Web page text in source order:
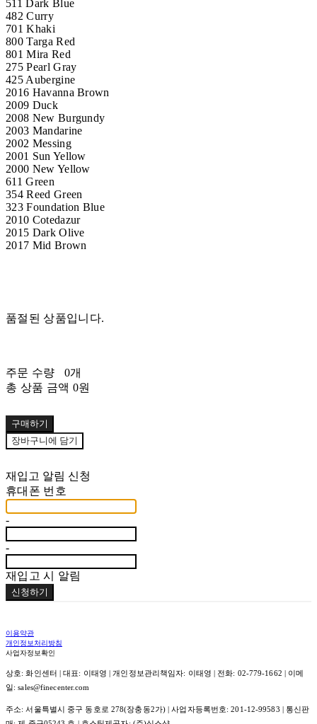
511 Dark Blue
482 Curry
701 Khaki
800 Targa Red
801 Mira Red
275 Pearl Gray
425 Aubergine
2016 Havanna Brown
2009 Duck
2008 New Burgundy
2003 Mandarine
2002 Messing
2001 Sun Yellow
2000 New Yellow
611 Green
354 Reed Green
323 Foundation Blue
2010 Cotedazur
2015 Dark Olive
2017 Mid Brown
품절된 상품입니다.
주문 수량
0개
총 상품 금액 0원
구매하기
장바구니에 담기
재입고 알림 신청
휴대폰 번호
-
-
재입고 시 알림
신청하기
이용약관
개인정보처리방침
사업자정보확인
상호: 화인센터 | 대표: 이태영 | 개인정보관리책임자: 이태영 | 전화: 02-779-1662 | 이메
일: sales@finecenter.com
주소: 서울특별시 중구 동호로 278(장충동2가) | 사업자등록번호:201-12-99583 | 통신판